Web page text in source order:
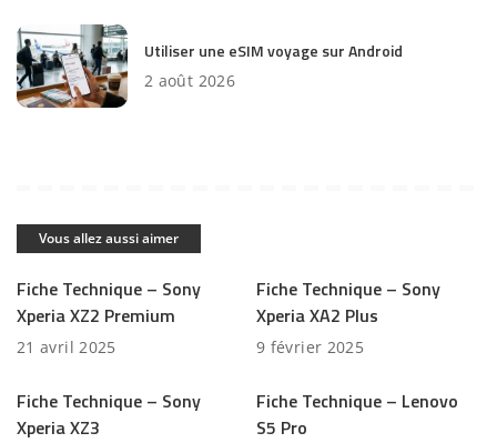
Utiliser une eSIM voyage sur Android
2 août 2026
Vous allez aussi aimer
Fiche Technique – Sony
Xperia XZ2 Premium
21 avril 2025
Fiche Technique – Sony
Xperia XA2 Plus
9 février 2025
Fiche Technique – Sony
Xperia XZ3
Fiche Technique – Lenovo
S5 Pro